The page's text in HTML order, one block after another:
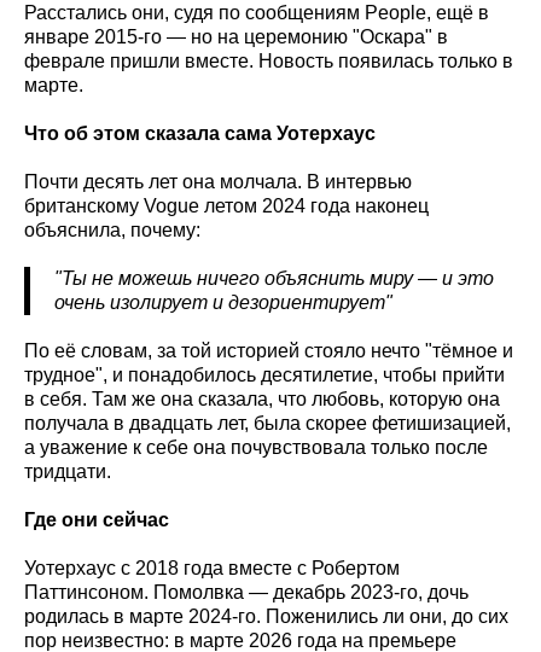
Расстались они, судя по сообщениям People, ещё в
январе 2015-го — но на церемонию "Оскара" в
феврале пришли вместе. Новость появилась только в
марте.
Что об этом сказала сама Уотерхаус
Почти десять лет она молчала. В интервью
британскому Vogue летом 2024 года наконец
объяснила, почему:
"Ты не можешь ничего объяснить миру — и это
очень изолирует и дезориентирует"
По её словам, за той историей стояло нечто "тёмное и
трудное", и понадобилось десятилетие, чтобы прийти
в себя. Там же она сказала, что любовь, которую она
получала в двадцать лет, была скорее фетишизацией,
а уважение к себе она почувствовала только после
тридцати.
Где они сейчас
Уотерхаус с 2018 года вместе с Робертом
Паттинсоном. Помолвка — декабрь 2023-го, дочь
родилась в марте 2024-го. Поженились ли они, до сих
пор неизвестно: в марте 2026 года на премьере